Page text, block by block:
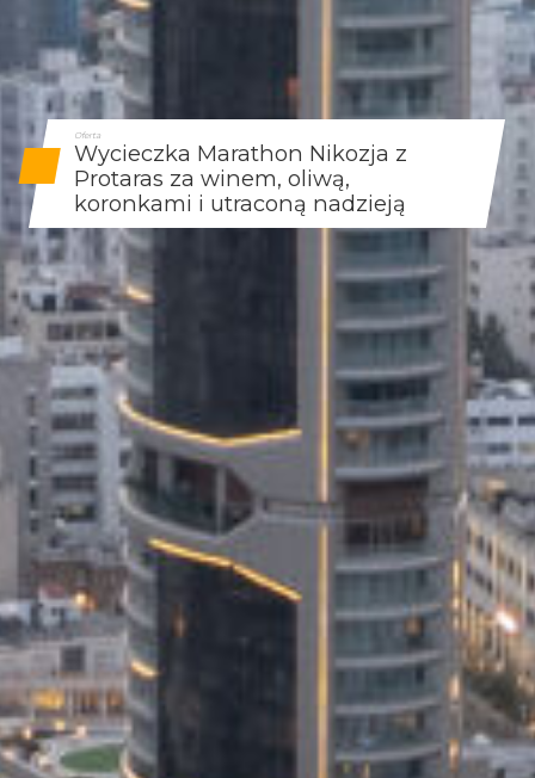
Oferta
Wycieczka Marathon Nikozja z
Protaras za winem, oliwą,
koronkami i utraconą nadzieją